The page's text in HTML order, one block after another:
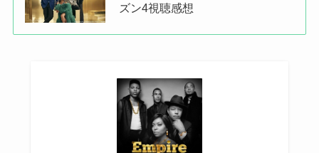
ズン4視聴感想